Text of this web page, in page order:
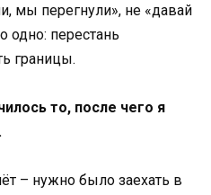
мы перегнули», не «давай
одно: перестань
границы.
то, после чего я
– нужно было заехать в